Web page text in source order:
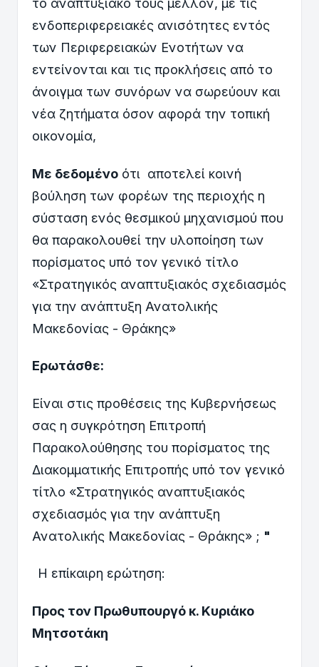
το αναπτυξιακό τους μέλλον, με τις
ενδοπεριφερειακές ανισότητες εντός
των Περιφερειακών Ενοτήτων να
εντείνονται και τις προκλήσεις από το
άνοιγμα των συνόρων να σωρεύουν και
νέα ζητήματα όσον αφορά την τοπική
οικονομία,
Με δεδομένο ότι αποτελεί κοινή
βούληση των φορέων της περιοχής η
σύσταση ενός θεσμικού μηχανισμού που
θα παρακολουθεί την υλοποίηση των
πορίσματος υπό τον γενικό τίτλο
«Στρατηγικός αναπτυξιακός σχεδιασμός
για την ανάπτυξη Ανατολικής
Μακεδονίας - Θράκης»
Ερωτάσθε:
Είναι στις προθέσεις της Κυβερνήσεως
σας η συγκρότηση Επιτροπή
Παρακολούθησης του πορίσματος της
Διακομματικής Επιτροπής υπό τον γενικό
τίτλο «Στρατηγικός αναπτυξιακός
σχεδιασμός για την ανάπτυξη
Ανατολικής Μακεδονίας - Θράκης» ; "
Η επίκαιρη ερώτηση:
Προς τον Πρωθυπουργό κ. Κυριάκο
Μητσοτάκη